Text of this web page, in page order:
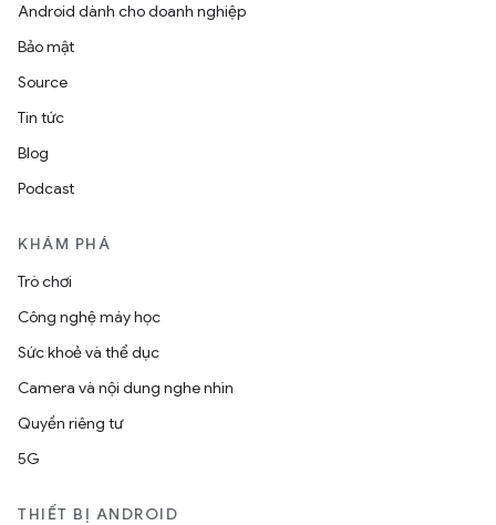
Android dành cho doanh nghiệp
Bảo mật
Source
Tin tức
Blog
Podcast
KHÁM PHÁ
Trò chơi
Công nghệ máy học
Sức khoẻ và thể dục
Camera và nội dung nghe nhìn
Quyền riêng tư
5G
THIẾT BỊ ANDROID